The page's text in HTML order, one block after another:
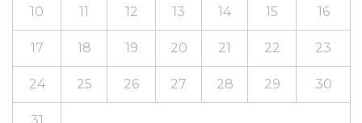
10 11 12 13 14 15 16
17 18 19 20 21 22 23
24 25 26 27 28 29 30
31